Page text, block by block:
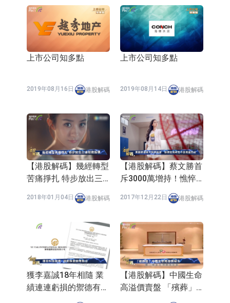
際(00496.HK)跌22.40%，九福來
(08611.HK)跌21.01%
【異動股】港股漲幅榜前十，拿森科
技(02261.HK)漲+75.05%，辰興發展
(02286.HK)漲+64.91%
神火股份：新疆神火鋁水轉化率已
100%
【異動股】焦炭Ⅲ板塊下挫，陝西黑
採取出具警示函措施
山金國際：港股上市工作正常推進中
上市公司知多點
2019年08月16日 港股解碼
上市公司知多點
2019年08月14日 港股解碼
【港股解碼】幾經轉型
苦痛掙扎 特步放出三
2018年01月04日 港股解碼
【港股解碼】蔡文勝首
斥3000萬增持！憔悴
的美圖(01357-HK)終
成功「美顏」？
2017年12月22日 港股解碼
獲李嘉誠18年相隨 業
績連連虧損的禦德有何
【港股解碼】中國生命
高溢價賣盤 「殯葬」